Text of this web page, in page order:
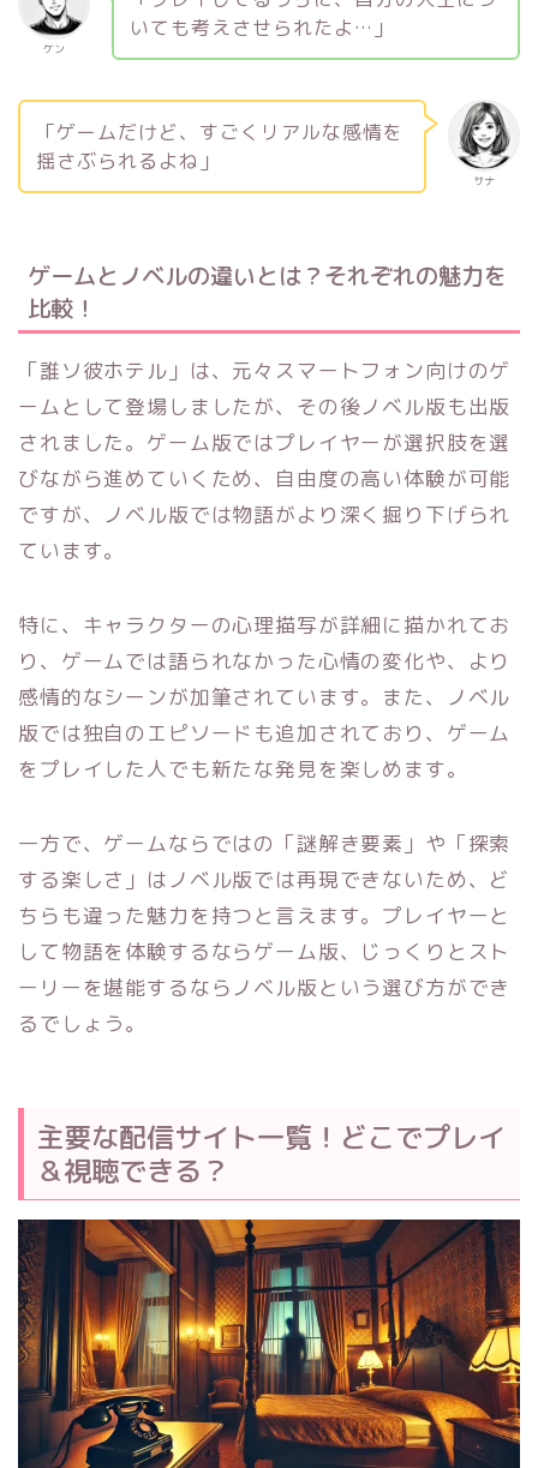
ケン
いても考えさせられたよ…」
サナ
「ゲームだけど、すごくリアルな感情を
揺さぶられるよね」
ゲームとノベルの違いとは？それぞれの魅力を
比較！
「誰ソ彼ホテル」は、元々スマートフォン向けのゲ
ームとして登場しましたが、その後ノベル版も出版
されました。ゲーム版ではプレイヤーが選択肢を選
びながら進めていくため、自由度の高い体験が可能
ですが、ノベル版では物語がより深く掘り下げられ
ています。
特に、キャラクターの心理描写が詳細に描かれてお
り、ゲームでは語られなかった心情の変化や、より
感情的なシーンが加筆されています。また、ノベル
版では独自のエピソードも追加されており、ゲーム
をプレイした人でも新たな発見を楽しめます。
一方で、ゲームならではの「謎解き要素」や「探索
する楽しさ」はノベル版では再現できないため、ど
ちらも違った魅力を持つと言えます。プレイヤーと
して物語を体験するならゲーム版、じっくりとスト
ーリーを堪能するならノベル版という選び方ができ
るでしょう。
主要な配信サイト一覧！どこでプレイ
＆視聴できる？